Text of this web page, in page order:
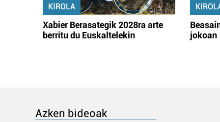
KIROLA
Xabier Berasategik 2028ra arte
berritu du Euskaltelekin
jokoan
Azken bideoak